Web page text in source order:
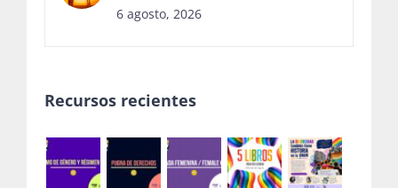
6 agosto, 2026
Recursos recientes